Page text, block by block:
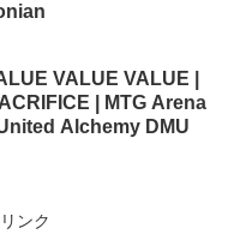
VALUE VALUE |
| MTG Arena
Alchemy DMU
ンク